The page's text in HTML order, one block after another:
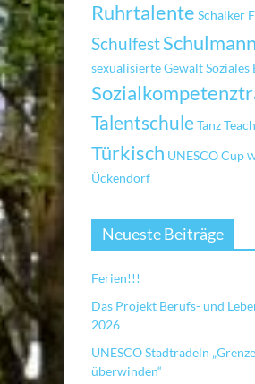
Ruhrtalente Schalker
Schulfest
sexualisierte GewaltSoziales
TalentschuleTanz
Türkisch UNESCO Cup
Ückendorf
Neueste Beiträge
Ferien!!!
Das Projekt Berufs- und
2026
UNESCO Stadtradeln
überwinden“